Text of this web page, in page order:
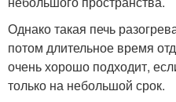
Однако такая печь
потом длительное время
очень хорошо подходит,
только на небольшой срок.